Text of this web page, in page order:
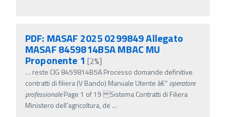
PDF: MASAF 2025 0299849 Allegato
MASAF 8459814B5A MBAC MU
Proponente 1 [2%]
… reste CIG 8459814B5A Processo domande definitive
contratti di filiera (V Bando) Manuale Utente â€“operatore
professionalePage 1 of 19 Sistema Contratti di Filiera
Ministero dell'agricoltura, de …